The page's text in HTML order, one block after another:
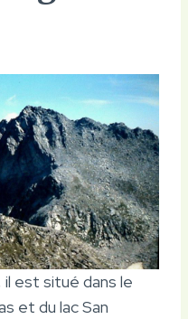
est situé dans le
et du lac San